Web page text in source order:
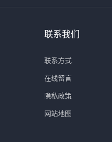
联系我们
联系方式
在线留言
隐私政策
网站地图